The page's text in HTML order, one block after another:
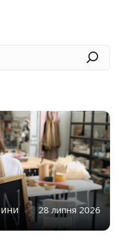
28 липня 2026